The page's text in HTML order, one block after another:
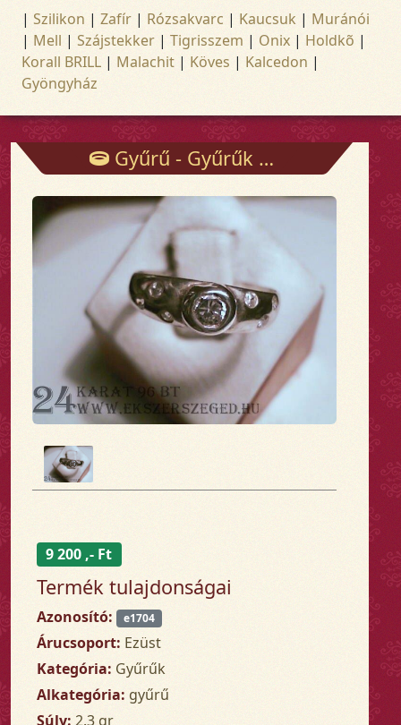
| Szilikon | Zafír | Rózsakvarc | Kaucsuk | Muránói
| Mell | Szájstekker | Tigrisszem | Onix | Holdkõ |
Korall BRILL | Malachit | Köves | Kalcedon |
Gyöngyház
Gyűrű - Gyűrűk - Arany és ezüst ékszerek
9 200 ,- Ft
Termék tulajdonságai
Azonosító: e1704
Árucsoport: Ezüst
Kategória: Gyűrűk
Alkategória: gyűrű
Súly: 2.3 gr